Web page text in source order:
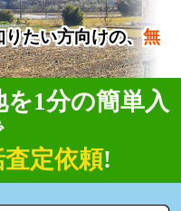
たい方向けの、無
1分の簡単入
査定依頼!